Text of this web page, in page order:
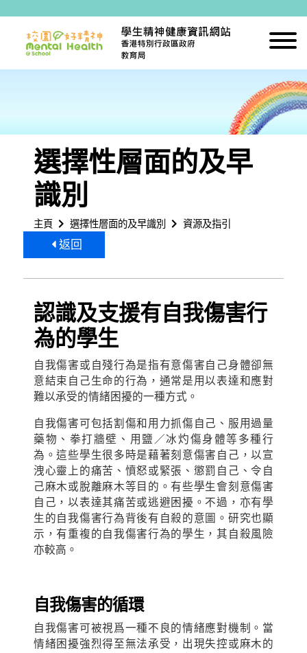
選擇性層面的及早
識別
主頁 選擇性層面的及早識別 資源及指引
返回
認識及支援有自我傷害行
為的學生
自我傷害或自殘行為是指有意傷害自己身體卻無
意結束自己生命的行為，通常是用以表達和應對
難以承受的情緒困擾的一種方式。
自我傷害可包括割傷和用力抓傷自己、服用過量
藥物、拳打牆壁、用鹽／冰灼傷身體等多種行
為。這些學生很多時是藉著刻意傷害自己，以宣
洩心靈上的痛苦、憤怒或緊張、懲罰自己、令自
己麻木或脫離麻木等目的。有些學生會刻意傷害
自己，以表達其痛苦或逃避困擾。不過，亦有學
生的自我傷害行為背後有自殺的意圖。研究也顯
示，有重複的自我傷害行為的學生，其自殺風險
亦較高。
自我傷害的循環
自我傷害可被視爲一種不良的情緒應對機制。當
情緒困擾強烈得至無法承受，出現失控或麻木的